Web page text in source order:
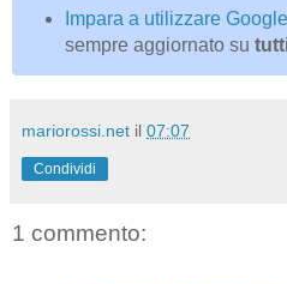
Impara a utilizzare
sempre aggiornato su
mariorossi.net il 07:07
Condividi
1 commento: